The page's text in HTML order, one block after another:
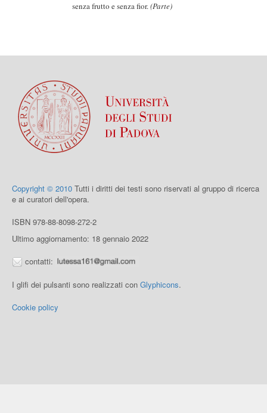
senza frutto e senza fior.(Parte)
Copyright © 2010 Tutti i diritti dei testi sono riservati al gruppo di ricerca
e ai curatori dell'opera.
ISBN 978-88-8098-272-2
Ultimo aggiornamento: 18 gennaio 2022
contatti:
I glifi dei pulsanti sono realizzati con Glyphicons.
Cookie policy